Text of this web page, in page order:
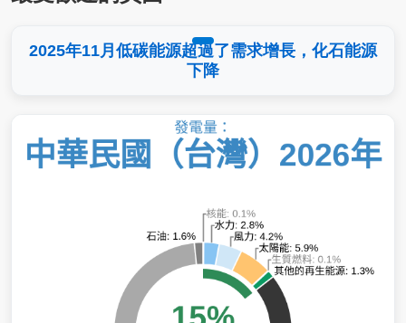
2025年11月低碳能源超過了需求增長，化石能源
下降